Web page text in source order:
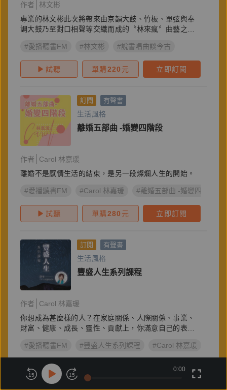
作者
林文彬
專業的林文彬此次將帶來由京韻大鼓、竹板、單弦與奉
調大鼓乃至對口相聲等交織而成的〝林來瘋〞曲藝之
#愛播聽書FM
#林文彬 #說書唱曲談今古
試聽 單購220 元 立即訂閱
訂閱 有聲書
生活風格
離婚五部曲 -婚變四階段
作者
Carol 林嘉瑗
離婚不是感情生活的結束，是另一段燦爛人生的開始。
#愛播聽書FM #Carol 林嘉瑗 #離婚五部曲 -婚變四階段
試聽 單購280 元 立即訂閱
訂閱 有聲書
生活風格
豐盛人生系列課程
作者
Carol 林嘉瑗
你想成為甚麼樣的人？在家庭關係、人際關係、事業、
財富、健康、成長、靈性、貢獻上，你滿意自己的表現
#愛播聽書FM
#豐盛人生系列課程 #Carol 林嘉瑗
試聽 立即訂閱
15 15
0:00